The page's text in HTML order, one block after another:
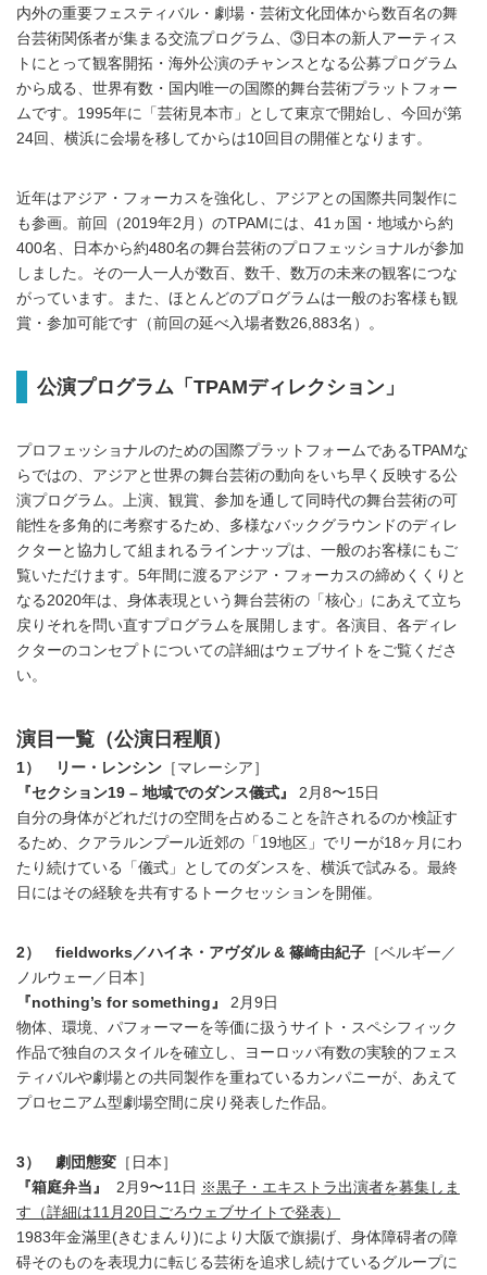
内外の重要フェスティバル・劇場・芸術文化団体から数百名の舞
台芸術関係者が集まる交流プログラム、③日本の新人アーティス
トにとって観客開拓・海外公演のチャンスとなる公募プログラム
から成る、世界有数・国内唯一の国際的舞台芸術プラットフォー
ムです。1995年に「芸術見本市」として東京で開始し、今回が第
24回、横浜に会場を移してからは10回目の開催となります。
近年はアジア・フォーカスを強化し、アジアとの国際共同製作に
も参画。前回（2019年2月）のTPAMには、41ヵ国・地域から約
400名、日本から約480名の舞台芸術のプロフェッショナルが参加
しました。その一人一人が数百、数千、数万の未来の観客につな
がっています。また、ほとんどのプログラムは一般のお客様も観
賞・参加可能です（前回の延べ入場者数26,883名）。
公演プログラム「TPAMディレクション」
プロフェッショナルのための国際プラットフォームであるTPAMな
らではの、アジアと世界の舞台芸術の動向をいち早く反映する公
演プログラム。上演、観賞、参加を通して同時代の舞台芸術の可
能性を多角的に考察するため、多様なバックグラウンドのディレ
クターと協力して組まれるラインナップは、一般のお客様にもご
覧いただけます。5年間に渡るアジア・フォーカスの締めくくりと
なる2020年は、身体表現という舞台芸術の「核心」にあえて立ち
戻りそれを問い直すプログラムを展開します。各演目、各ディレ
クターのコンセプトについての詳細はウェブサイトをご覧くださ
い。
演目一覧（公演日程順）
1） リー・レンシン ［マレーシア］
『セクション19 – 地域でのダンス儀式』 2月8〜15日
自分の身体がどれだけの空間を占めることを許されるのか検証す
るため、クアラルンプール近郊の「19地区」でリーが18ヶ月にわ
たり続けている「儀式」としてのダンスを、横浜で試みる。最終
日にはその経験を共有するトークセッションを開催。
2） fieldworks／ハイネ・アヴダル & 篠崎由紀子 ［ベルギー／
ノルウェー／日本］
『nothing’s for something』
2月9日
物体、環境、パフォーマーを等価に扱うサイト・スペシフィック
作品で独自のスタイルを確立し、ヨーロッパ有数の実験的フェス
ティバルや劇場との共同製作を重ねているカンパニーが、あえて
プロセニアム型劇場空間に戻り発表した作品。
3） 劇団態変 ［日本］
『箱庭弁当』
2月9〜11日 ※黒子・エキストラ出演者を募集しま
す（詳細は11月20日ごろウェブサイトで発表）
1983年金滿里(きむまんり)により大阪で旗揚げ、身体障碍者の障
碍そのものを表現力に転じる芸術を追求し続けているグループに